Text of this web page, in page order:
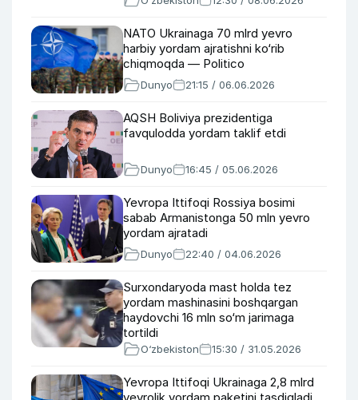
NATO Ukrainaga 70 mlrd yevro
harbiy yordam ajratishni ko‘rib
chiqmoqda — Politico
Dunyo 21:15 / 06.06.2026
AQSH Boliviya prezidentiga
favqulodda yordam taklif etdi
Dunyo 16:45 / 05.06.2026
Yevropa Ittifoqi Rossiya bosimi
sabab Armanistonga 50 mln yevro
yordam ajratadi
Dunyo 22:40 / 04.06.2026
Surxondaryoda mast holda tez
yordam mashinasini boshqargan
haydovchi 16 mln so‘m jarimaga
tortildi
O‘zbekiston 15:30 / 31.05.2026
Yevropa Ittifoqi Ukrainaga 2,8 mlrd